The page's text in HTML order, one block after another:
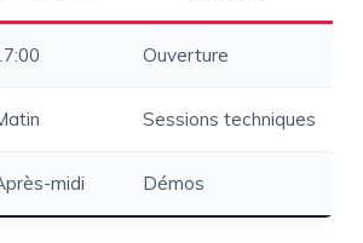
Ouverture
Sessions techniques
midi Démos